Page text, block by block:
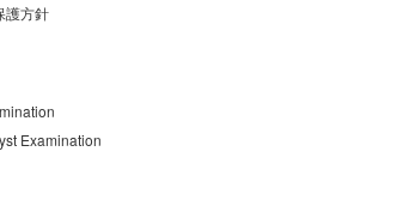
護方針
Examination